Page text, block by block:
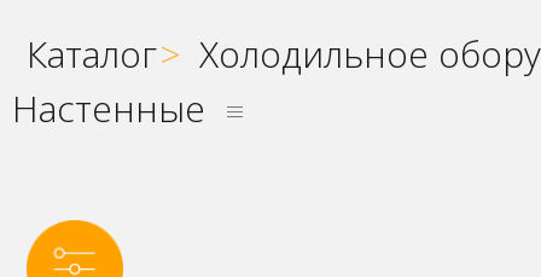
Каталог> Холодильное
Настенные